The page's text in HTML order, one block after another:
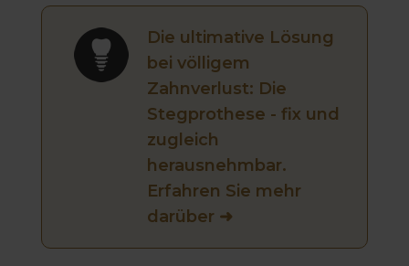
Die ultimative Lösung
bei völligem
Zahnverlust: Die
Stegprothese - fix und
zugleich
herausnehmbar.
Erfahren Sie mehr
darüber ➜